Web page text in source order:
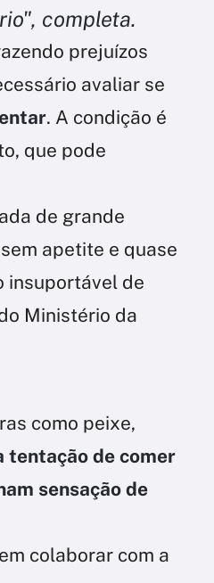
completa.
prejuízos
avaliar se
. A condição é
que pode
de grande
apetite e quase
insuportável de
Ministério da
como peixe,
tentação de comer
sensação de
colaborar com a